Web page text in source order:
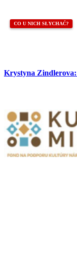
CO U NICH SŁYCHAĆ?
Krystyna